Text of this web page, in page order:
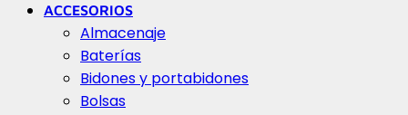
ACCESORIOS
Almacenaje
Baterías
Bidones y portabidones
Bolsas